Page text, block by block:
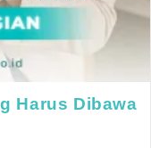
Harus Dibawa